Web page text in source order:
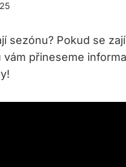
sezónu? Pokud se
přineseme